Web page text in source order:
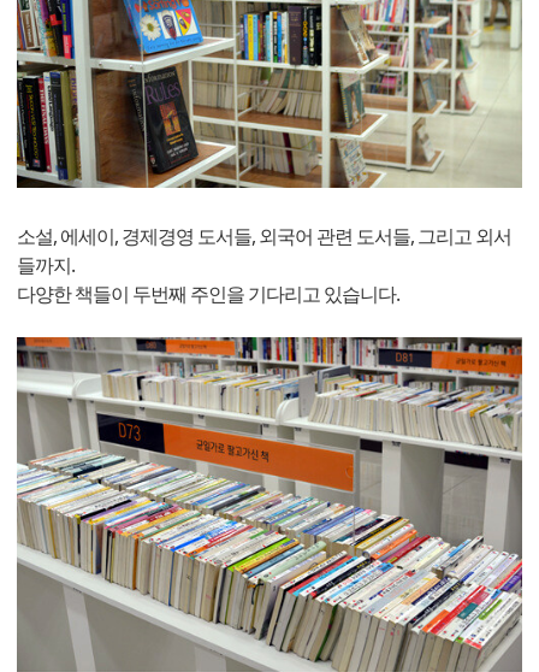
소설, 에세이, 경제경영 도서들, 외국어 관련 도서들, 그리고 외서
들까지.
다양한 책들이 두번째 주인을 기다리고 있습니다.